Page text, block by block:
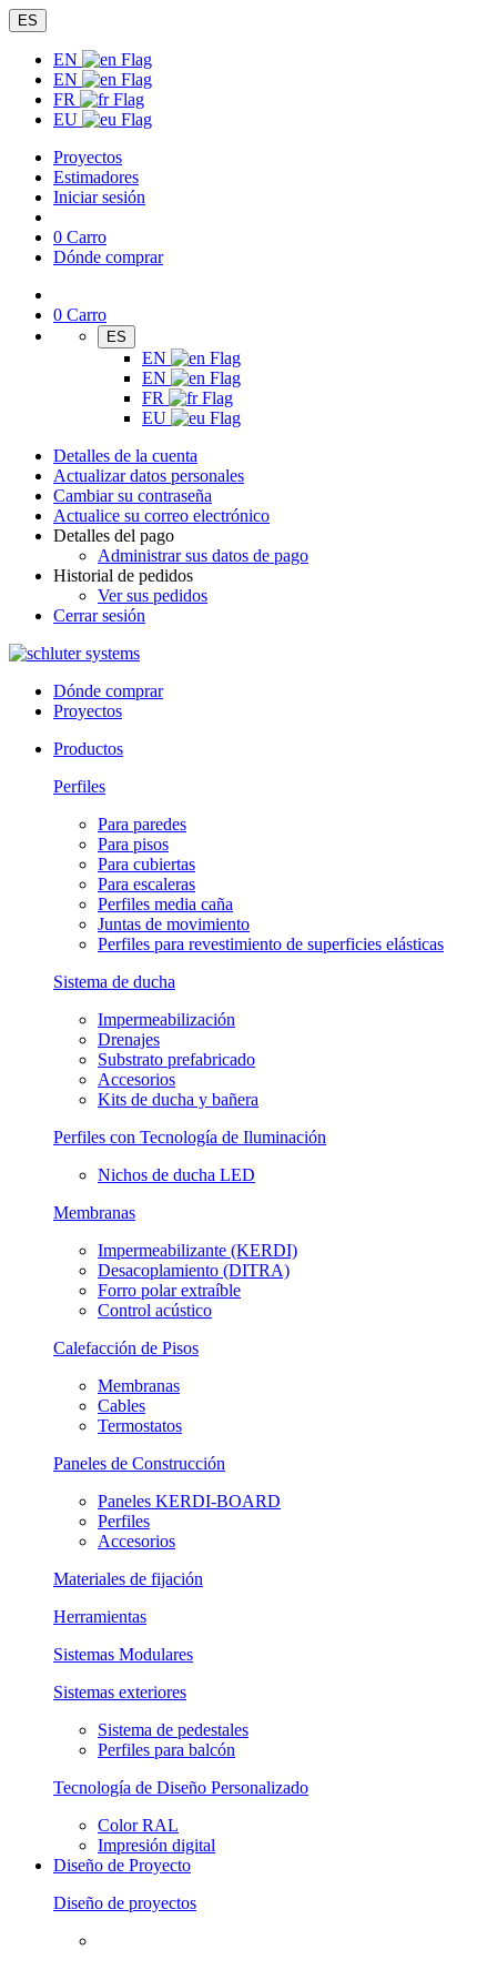
ES
EN
EN
FR
EU
Proyectos
Estimadores
Iniciar sesión
0 Carro
Dónde comprar
0 Carro
ES
EN
EN
FR
EU
Detalles de la cuenta
Actualizar datos personales
Cambiar su contraseña
Actualice su correo electrónico
Detalles del pago
Administrar sus datos de pago
Historial de pedidos
Ver sus pedidos
Cerrar sesión
Dónde comprar
Proyectos
Productos
Perfiles
Para paredes
Para pisos
Para cubiertas
Para escaleras
Perfiles media caña
Juntas de movimiento
Perfiles para revestimiento de superficies elásticas
Sistema de ducha
Impermeabilización
Drenajes
Substrato prefabricado
Accesorios
Kits de ducha y bañera
Perfiles con Tecnología de Iluminación
Nichos de ducha LED
Membranas
Impermeabilizante (KERDI)
Desacoplamiento (DITRA)
Forro polar extraíble
Control acústico
Calefacción de Pisos
Membranas
Cables
Termostatos
Paneles de Construcción
Paneles KERDI-BOARD
Perfiles
Accesorios
Materiales de fijación
Herramientas
Sistemas Modulares
Sistemas exteriores
Sistema de pedestales
Perfiles para balcón
Tecnología de Diseño Personalizado
Color RAL
Impresión digital
Diseño de Proyecto
Diseño de proyectos